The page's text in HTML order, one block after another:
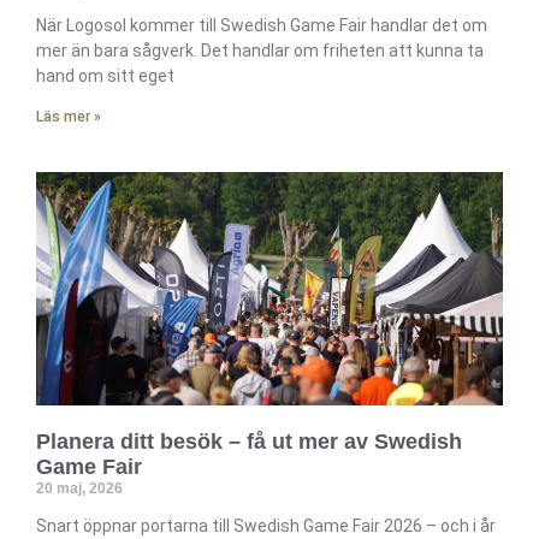
När Logosol kommer till Swedish Game Fair handlar det om
mer än bara sågverk. Det handlar om friheten att kunna ta
hand om sitt eget
Läs mer »
Planera ditt besök – få ut mer av Swedish
Game Fair
20 maj, 2026
Snart öppnar portarna till Swedish Game Fair 2026 – och i år